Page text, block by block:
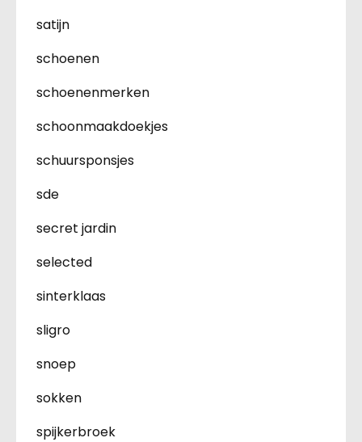
satijn
schoenen
schoenenmerken
schoonmaakdoekjes
schuursponsjes
sde
secret jardin
selected
sinterklaas
sligro
snoep
sokken
spijkerbroek